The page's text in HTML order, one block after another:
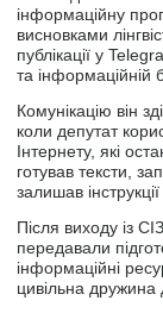
інформаційну
висновками
публікації у
та інформаційній
Комунікацію він
коли депутат
Інтернету, які
готував тексти,
залишав
Після виходу із
передавали
інформаційні
цивільна дружина